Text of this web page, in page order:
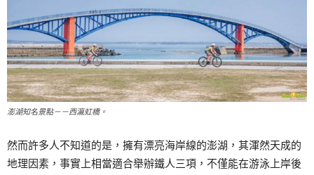
澎湖知名景點－－西瀛虹橋。
然而許多人不知道的是，擁有漂亮海岸線的澎湖，其渾然天成的
地理因素，事實上相當適合舉辦鐵人三項，不僅能在游泳上岸後